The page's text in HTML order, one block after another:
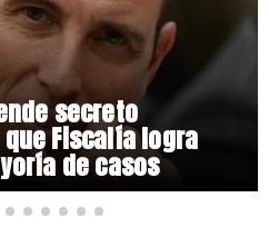
secreto
Fiscalía logra
de casos